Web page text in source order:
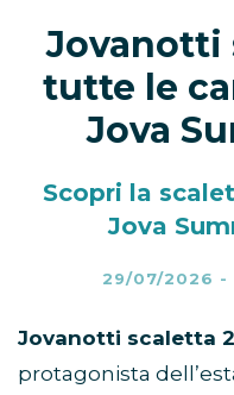
Jovanotti
tutte le
Jova
Scopri la
Jova
29/07/2026 -
Jovanotti scaletta
protagonista